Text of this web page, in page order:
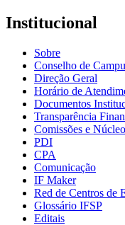
Institucional
Sobre
Conselho de
Direção Geral
Horário de
Documentos
Transparência
Comissões e
PDI
CPA
Comunicação
IF Maker
Red de Centros de
Glossário IFSP
Editais